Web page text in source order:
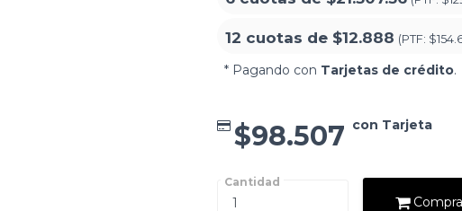
12 cuotas de $12.888 (PTF:
* Pagando con Tarjetas de crédito.
$98.507 con Tarjeta
Cantidad